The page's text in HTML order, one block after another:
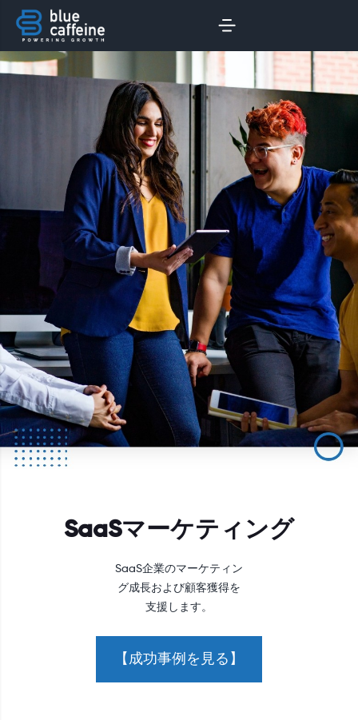
SaaSマーケティング
SaaS企業のマーケティン
グ成長および顧客獲得を
支援します。
【成功事例を見る】